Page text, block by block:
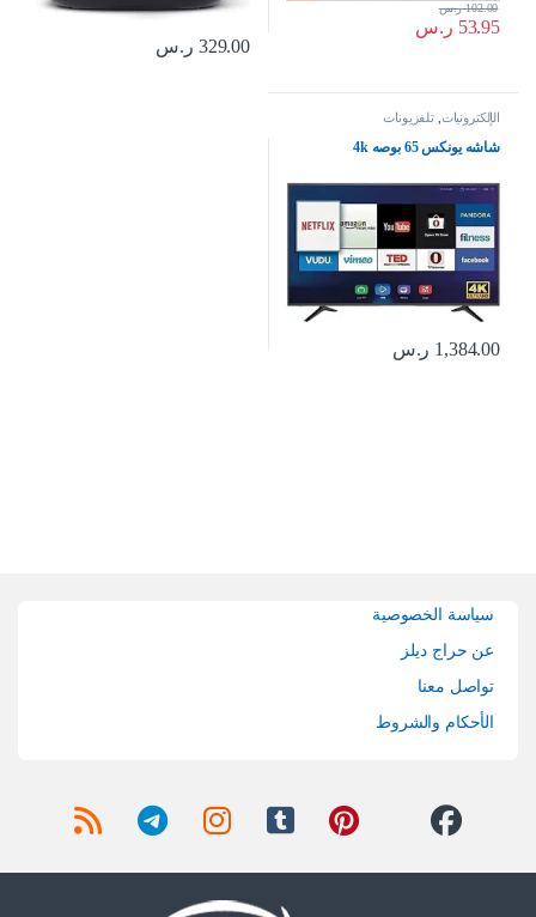
53.95 ر.س
102.00 ر.س
329.00 ر.س
الإلكترونيات ,تلفزيونات
شاشه يونكس 65 بوصه 4k
1,384.00 ر.س
سياسة الخصوصية
عن حراج ديلز
تواصل معنا
الأحكام والشروط